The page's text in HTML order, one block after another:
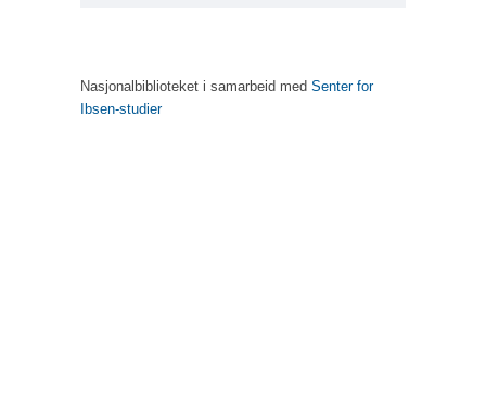
Nasjonalbiblioteket i samarbeid med Senter for
Ibsen-studier